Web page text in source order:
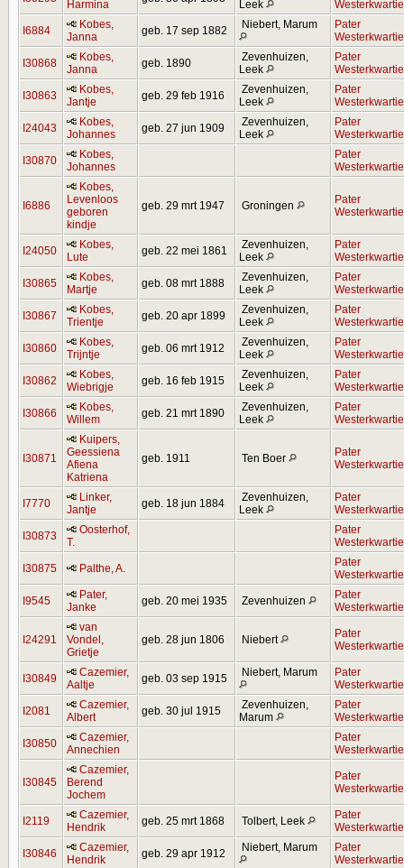
Harmina Leek
I6884
Kobes,
Janna
geb. 17 sep 1882 Niebert, Marum
Pater
I30868
Kobes,
Janna
geb. 1890
Zevenhuizen,
Leek
Pater
I30863
Kobes,
Jantje
geb. 29 feb 1916
Zevenhuizen,
Leek
Pater
I24043
Kobes,
Johannes
geb. 27 jun 1909
Zevenhuizen,
Leek
Pater
I30870
Kobes,
Johannes
Pater
I6886
Kobes,
Levenloos
geboren
kindje
geb. 29 mrt 1947 Groningen
Pater
I24050
Kobes,
Lute
geb. 22 mei 1861
Zevenhuizen,
Leek
Pater
I30865
Kobes,
Martje
geb. 08 mrt 1888
Zevenhuizen,
Leek
Pater
I30867
Kobes,
Trientje
geb. 20 apr 1899
Zevenhuizen,
Leek
Pater
I30860
Kobes,
Trijntje
geb. 06 mrt 1912
Zevenhuizen,
Leek
Pater
I30862
Kobes,
Wiebrigje
geb. 16 feb 1915
Zevenhuizen,
Leek
Pater
I30866
Kobes,
Willem
geb. 21 mrt 1890
Zevenhuizen,
Leek
Pater
I30871
Kuipers,
Geessiena
Afiena
Katriena
geb. 1911 Ten Boer
Pater
I7770
Linker,
Jantje
geb. 18 jun 1884
Zevenhuizen,
Leek
Pater
I30873
Oosterhof,
T.
Pater
I30875 Palthe, A.
Pater
I9545
Pater,
Janke
geb. 20 mei 1935 Zevenhuizen
Pater
I24291
van
Vondel,
Grietje
geb. 28 jun 1806 Niebert
Pater
I30849
Cazemier,
Aaltje
geb. 03 sep 1915 Niebert, Marum
Pater
I2081
Cazemier,
Albert
geb. 30 jul 1915
Zevenhuizen,
Marum
Pater
I30850
Cazemier,
Annechien
Pater
I30845
Cazemier,
Berend
Jochem
Pater
I2119
Cazemier,
Hendrik
geb. 25 mrt 1868 Tolbert, Leek
Pater
I30846
Cazemier,
Hendrik
geb. 29 apr 1912 Niebert, Marum
Pater